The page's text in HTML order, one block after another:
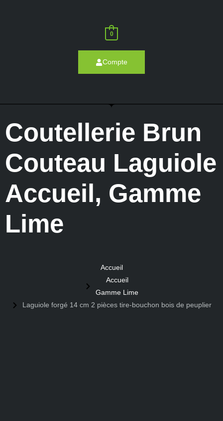
0
Compte
Coutellerie Brun
Couteau Laguiole
Accueil, Gamme
Lime
Accueil
Accueil
Gamme Lime
Laguiole forgé 14 cm 2 pièces tire-bouchon bois de peuplier